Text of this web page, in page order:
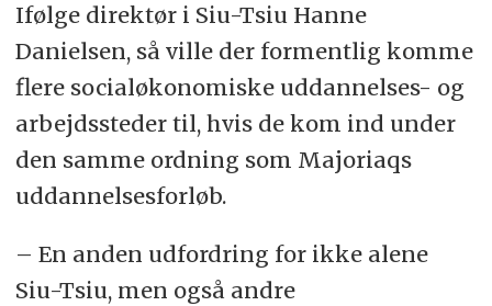
Ifølge direktør i Siu-Tsiu Hanne
Danielsen, så ville der formentlig komme
flere socialøkonomiske uddannelses- og
arbejdssteder til, hvis de kom ind under
den samme ordning som Majoriaqs
uddannelsesforløb.
– En anden udfordring for ikke alene
Siu-Tsiu, men også andre